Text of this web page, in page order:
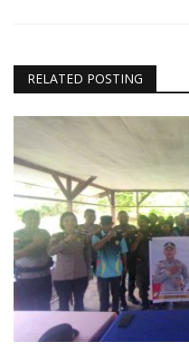
RELATED POSTING